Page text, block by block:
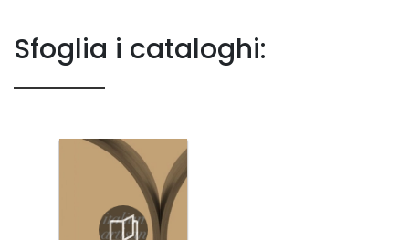
Sfoglia i cataloghi: